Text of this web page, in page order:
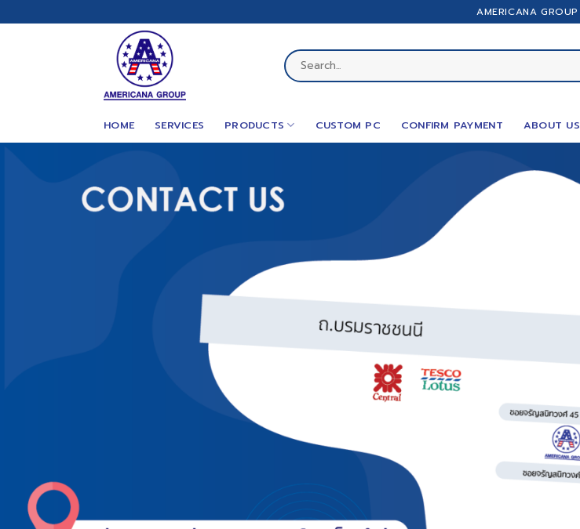
to
AMERICANA GROUP
Search
for:
HOME SERVICES PRODUCTS CUSTOM PC CONFIRM PAYMENT ABOUT US